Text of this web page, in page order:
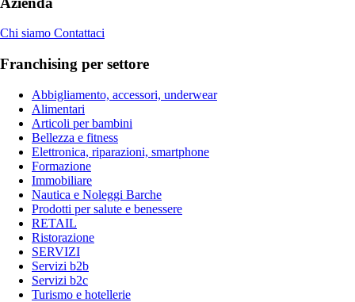
Chi siamo Contattaci
Franchising per settore
Abbigliamento, accessori, underwear
Alimentari
Articoli per bambini
Bellezza e fitness
Elettronica, riparazioni, smartphone
Formazione
Immobiliare
Nautica e Noleggi Barche
Prodotti per salute e benessere
RETAIL
Ristorazione
SERVIZI
Servizi b2b
Servizi b2c
Turismo e hotellerie